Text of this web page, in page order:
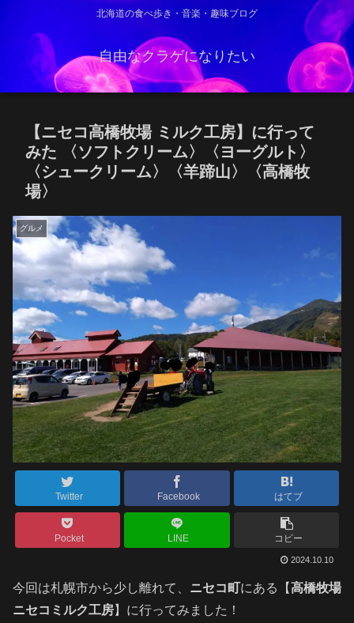
北海道の食べ歩き・音楽・趣味ブログ
自由なクラゲになりたい
【ニセコ高橋牧場 ミルク工房】に行って
みた 〈ソフトクリーム〉〈ヨーグルト〉
〈シュークリーム〉〈羊蹄山〉〈高橋牧
場〉
グルメ
Twitter Facebook はてブ
Pocket LINE コピー
2024.10.10
今回は札幌市から少し離れて、 ニセコ町にある【高橋牧場
ニセコミルク工房】に行ってみました！